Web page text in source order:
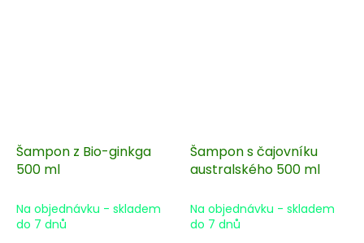
Šampon z Bio-ginkga
500 ml
Na objednávku - skladem
do 7 dnů
Šampon s čajovníku
australského 500 ml
Na objednávku - skladem
do 7 dnů